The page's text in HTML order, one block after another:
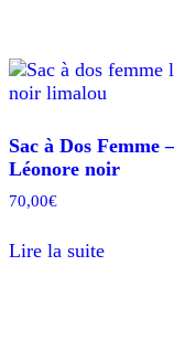
Sac à Dos Femme –
Léonore noir
70,00€
Lire la suite